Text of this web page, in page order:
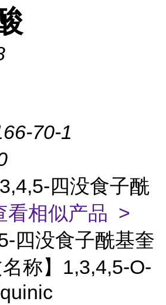
70-1
四没食子酰
看相似产品 >
四没食子酰基奎
称】1,3,4,5-O-